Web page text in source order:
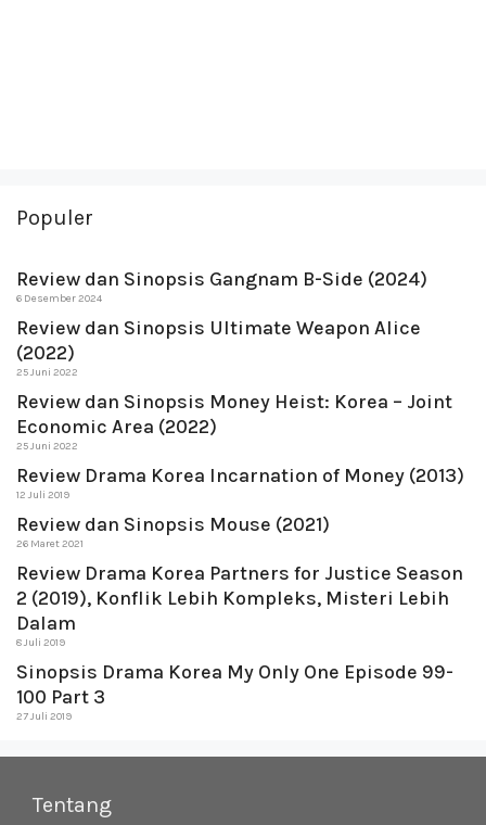
Populer
Review dan Sinopsis Gangnam B-Side (2024)
6 Desember 2024
Review dan Sinopsis Ultimate Weapon Alice
(2022)
25 Juni 2022
Review dan Sinopsis Money Heist: Korea – Joint
Economic Area (2022)
25 Juni 2022
Review Drama Korea Incarnation of Money (2013)
12 Juli 2019
Review dan Sinopsis Mouse (2021)
26 Maret 2021
Review Drama Korea Partners for Justice Season
2 (2019), Konflik Lebih Kompleks, Misteri Lebih
Dalam
8 Juli 2019
Sinopsis Drama Korea My Only One Episode 99-
100 Part 3
27 Juli 2019
Tentang